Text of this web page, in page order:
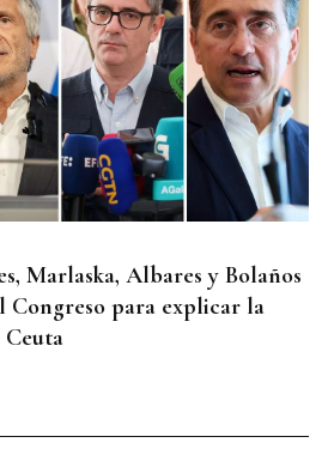
Marlaska, Albares y Bolaños
Congreso para explicar la